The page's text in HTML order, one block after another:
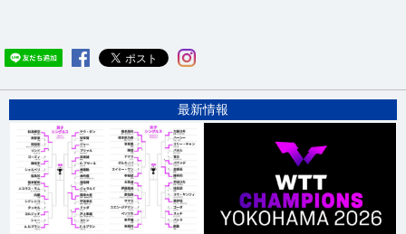
最新情報